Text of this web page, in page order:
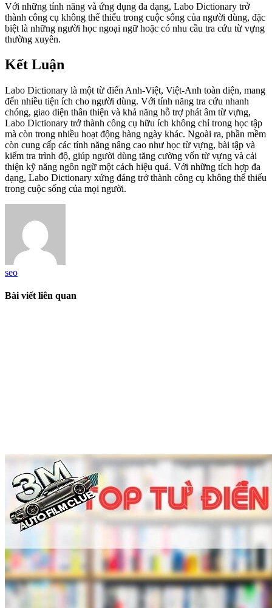
Với những tính năng và ứng dụng đa dạng, Labo Dictionary trở
thành công cụ không thể thiếu trong cuộc sống của người dùng, đặc
biệt là những người học ngoại ngữ hoặc có nhu cầu tra cứu từ vựng
thường xuyên.
Kết Luận
Labo Dictionary là một từ điển Anh-Việt, Việt-Anh toàn diện, mang
đến nhiều tiện ích cho người dùng. Với tính năng tra cứu nhanh
chóng, giao diện thân thiện và khả năng hỗ trợ phát âm từ vựng,
Labo Dictionary trở thành công cụ hữu ích không chỉ trong học tập
mà còn trong nhiều hoạt động hàng ngày khác. Ngoài ra, phần mềm
còn cung cấp các tính năng nâng cao như học từ vựng, bài tập và
kiểm tra trình độ, giúp người dùng tăng cường vốn từ vựng và cải
thiện kỹ năng ngôn ngữ một cách hiệu quả. Với những tích hợp đa
dạng, Labo Dictionary xứng đáng trở thành công cụ không thể thiếu
trong cuộc sống của mọi người.
seo
Bài viết liên quan